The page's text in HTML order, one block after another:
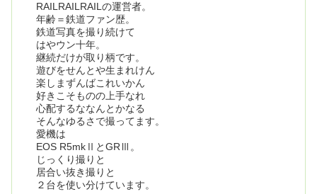
RAILRAILRAILの運営者。
年齢＝鉄道ファン歴。
鉄道写真を撮り続けて
はやウン十年。
継続だけが取り柄です。
遊びをせんとや生まれけん
楽しまずんばこれいかん
好きこそものの上手なれ
心配するななんとかなる
そんなゆるさで撮ってます。
愛機は
EOS R5mkⅡとGRⅢ。
じっくり撮りと
居合い抜き撮りと
２台を使い分けています。